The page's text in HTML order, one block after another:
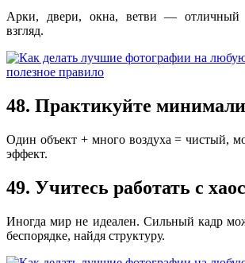
Арки, двери, окна, ветви — отличный
взгляд.
48. Практикуйте
Один объект + много воздуха = чистый,
эффект.
49. Учитесь работать с
Иногда мир не идеален. Сильный кадр
беспорядке, найдя структуру.